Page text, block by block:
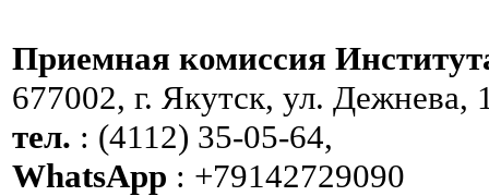
Приемная комиссия
677002, г. Якутск, ул. Дежнева,
тел. : (4112) 35-05-64,
WhatsApp : +79142729090